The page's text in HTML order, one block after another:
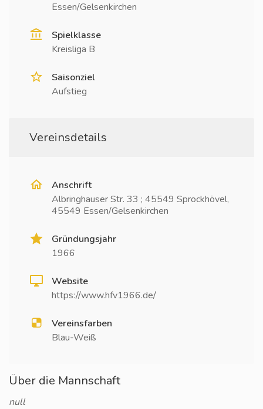
Essen/Gelsenkirchen
Spielklasse
Kreisliga B
Saisonziel
Aufstieg
Vereinsdetails
Anschrift
Albringhauser Str. 33 ; 45549 Sprockhövel,
45549 Essen/Gelsenkirchen
Gründungsjahr
1966
Website
https://www.hfv1966.de/
Vereinsfarben
Blau-Weiß
Über die Mannschaft
null